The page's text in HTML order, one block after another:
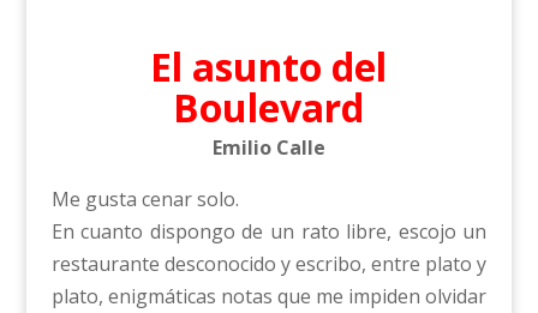
El asunto del
Boulevard
Emilio Calle
Me gusta cenar solo.
En cuanto dispongo de un rato libre, escojo un
restaurante desconocido y escribo, entre plato y
plato, enigmáticas notas que me impiden olvidar